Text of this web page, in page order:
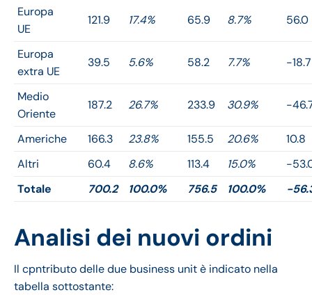
Europa
UE
121.9 17.4% 65.9 8.7% 56.0
Europa
extra UE
39.5 5.6% 58.2 7.7% -18.7
Medio
Oriente
187.2 26.7% 233.9 30.9% -
Americhe 166.3 23.8% 155.5 20.6%
10.8
Altri
60.4 8.6% 113.4 15.0%
-
Totale
700.2 100.0% 756.5 100.0% -
Analisi dei nuovi ordini
Il cpntributo delle due business unit è indicato nella
tabella sottostante: